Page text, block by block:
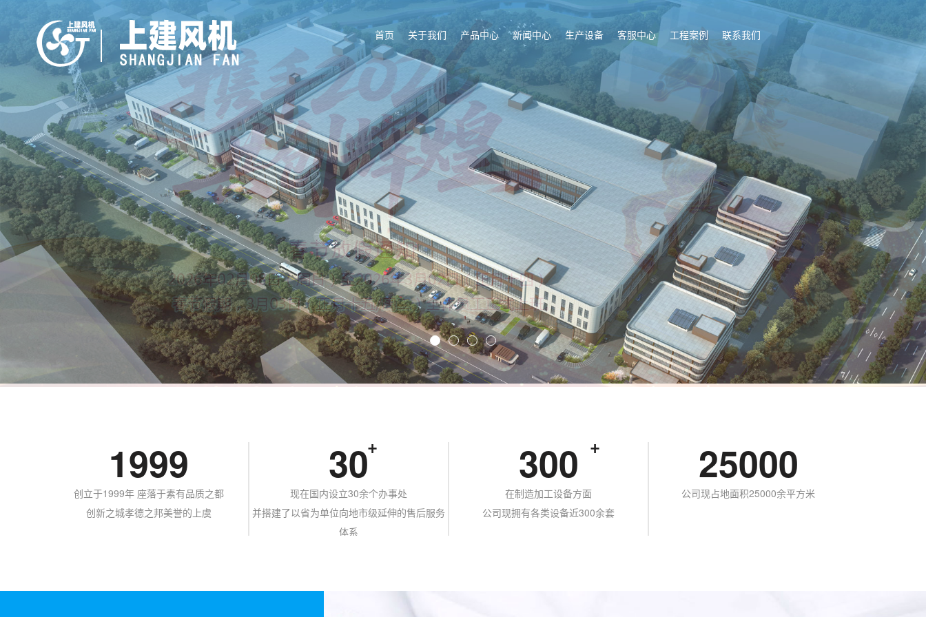
首页 关于我们 产品中心 新闻中心 生产设备 客服中心 工程案例 联系我们
1999
创立于1999年 座落于素有品质之都
创新之城孝德之邦美誉的上虞
30
现在国内设立30余个办事处
并搭建了以省为单位向地市级延伸的售后服务
体系
300
在制造加工设备方面
公司现拥有各类设备近300余套
25000
公司现占地面积25000余平方米